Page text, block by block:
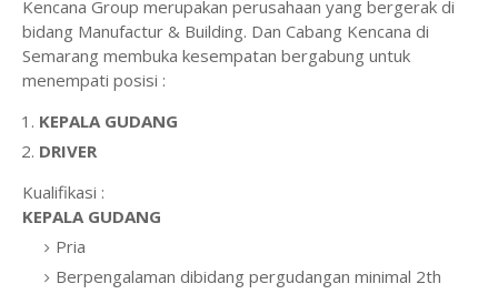
Kencana Group merupakan perusahaan yang bergerak di
bidang Manufactur & Building. Dan Cabang Kencana di
Semarang membuka kesempatan bergabung untuk
menempati posisi :
KEPALA GUDANG
DRIVER
Kualifikasi :
KEPALA GUDANG
Pria
Berpengalaman dibidang pergudangan minimal 2th